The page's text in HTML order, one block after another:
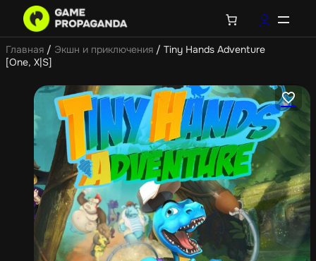
Главная / Экшн и приключения / Tiny Hands Adventure
[One, X|S]